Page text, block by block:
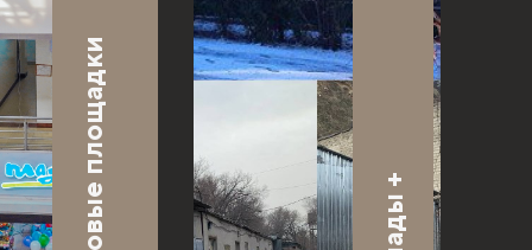
Торговые площадки +